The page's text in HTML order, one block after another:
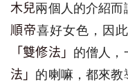
木兒兩個人的介紹而
順帝喜好女色， 因
「雙修法 」 的僧人
法 」 的喇嘛，都來教